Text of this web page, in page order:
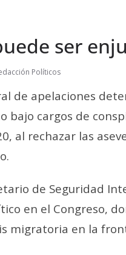
ser
Políticos
de apelaciones
bajo cargos de
al rechazar las
de Seguridad
en el Congreso,
migratoria en la